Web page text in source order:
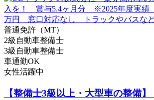
普通免許（MT）
2級自動車整備士
3級自動車整備士
車通勤OK
女性活躍中
【整備士3級以上・大型車の整備